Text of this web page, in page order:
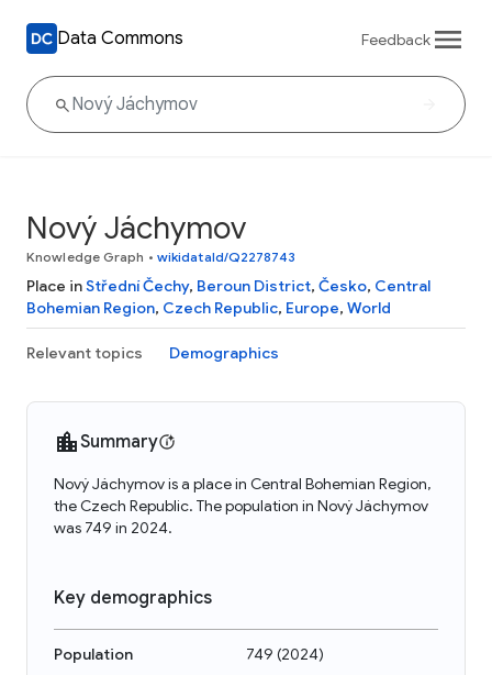
Data Commons Feedback
Nový Jáchymov
Knowledge Graph • wikidataId/Q2278743
Place inStřední Čechy, Beroun District, Česko, Central
Bohemian Region, Czech Republic, Europe, World
Relevant topics Demographics
Summary
Nový Jáchymov is a place in Central Bohemian Region,
the Czech Republic. The population in Nový Jáchymov
was 749 in 2024.
Key demographics
Population 749 (2024)